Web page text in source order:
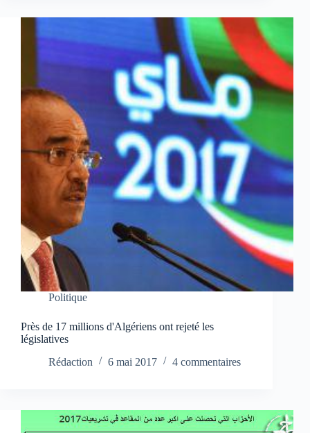
Politique
Près de 17 millions d'Algériens ont rejeté les
législatives
Rédaction
6 mai 2017 4 commentaires